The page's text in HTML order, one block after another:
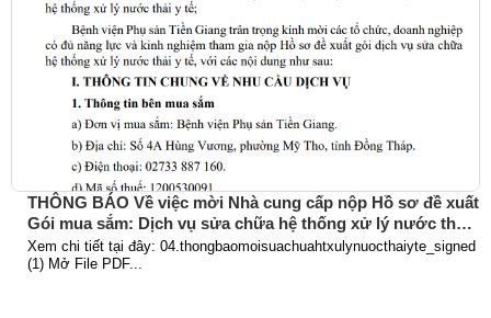
THÔNG BÁO Về việc mời Nhà cung cấp nộp Hồ sơ đề xuất
Gói mua sắm: Dịch vụ sửa chữa hệ thống xử lý nước thải
y tế
Xem chi tiết tại đây: 04.thongbaomoisuachuahtxulynuocthaiyte_signed
(1) Mở File PDF...